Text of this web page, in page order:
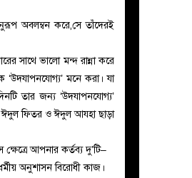
অবলম্বন করে,সে তাঁদেরই
সাথে ভালো মন্দ রান্না করে
মনে করা। যা
তার জন্য ‘উদযাপনযোগ্য’
ঈদুল ফিতর ও ঈদুল আযহা ছাড়া
আপনার কর্তব্য দু’টি–
অনুশাসন বিরোধী কাজ।